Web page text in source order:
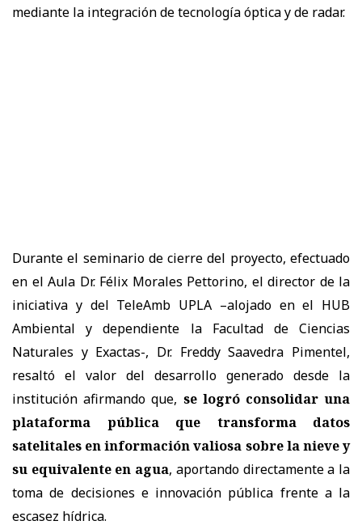
mediante la integración de tecnología óptica y de radar.
Durante el seminario de cierre del proyecto, efectuado
en el Aula Dr. Félix Morales Pettorino, el director de la
iniciativa y del TeleAmb UPLA –alojado en el HUB
Ambiental y dependiente la Facultad de Ciencias
Naturales y Exactas-, Dr. Freddy Saavedra Pimentel,
resaltó el valor del desarrollo generado desde la
institución afirmando que, se logró consolidar una
plataforma pública que transforma datos
satelitales en información valiosa sobre la nieve y
su equivalente en agua, aportando directamente a la
toma de decisiones e innovación pública frente a la
escasez hídrica.